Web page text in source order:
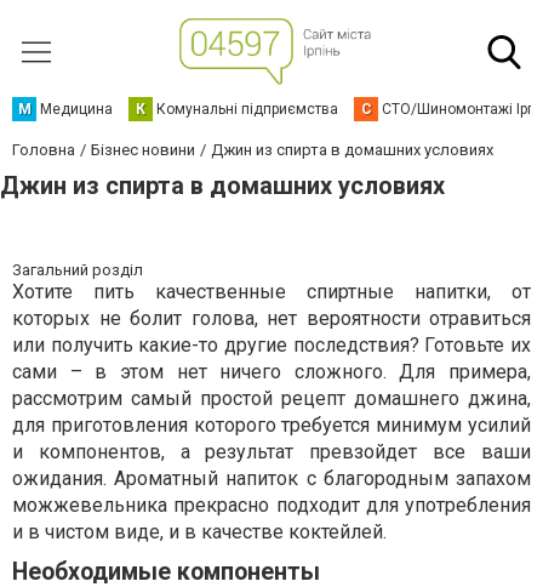
М Медицина К Комунальні підприємства С СТО/Шиномонтажі
Головна Бізнес новини Джин из спирта в домашних условиях
Джин из спирта в домашних условиях
Загальний розділ
Хотите пить качественные спиртные напитки, от
которых не болит голова, нет вероятности отравиться
или получить какие-то другие последствия? Готовьте их
сами – в этом нет ничего сложного. Для примера,
рассмотрим самый простой рецепт домашнего джина,
для приготовления которого требуется минимум усилий
и компонентов, а результат превзойдет все ваши
ожидания. Ароматный напиток с благородным запахом
можжевельника прекрасно подходит для употребления
и в чистом виде, и в качестве коктейлей.
Необходимые компоненты